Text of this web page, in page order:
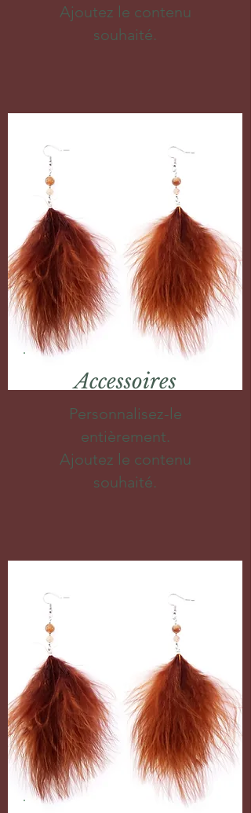
Ajoutez le contenu
souhaité.
Accessoires
Personnalisez-le
entièrement.
Ajoutez le contenu
souhaité.